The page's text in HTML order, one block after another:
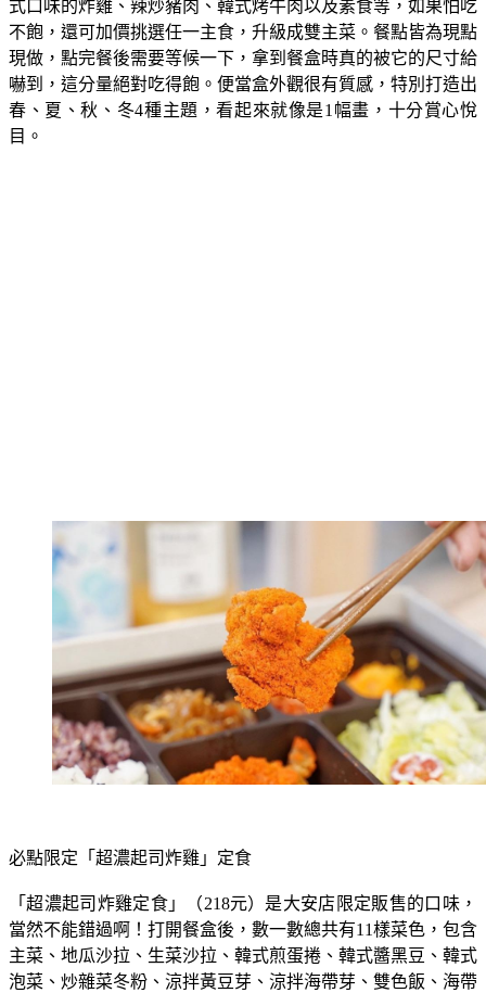
式口味的炸雞、辣炒豬肉、韓式烤牛肉以及素食等，如果怕吃
不飽，還可加價挑選任一主食，升級成雙主菜。餐點皆為現點
現做，點完餐後需要等候一下，拿到餐盒時真的被它的尺寸給
嚇到，這分量絕對吃得飽。便當盒外觀很有質感，特別打造出
春、夏、秋、冬4種主題，看起來就像是1幅畫，十分賞心悅
目。
必點限定「超濃起司炸雞」定食
「超濃起司炸雞定食」（218元）是大安店限定販售的口味，
當然不能錯過啊！打開餐盒後，數一數總共有11樣菜色，包含
主菜、地瓜沙拉、生菜沙拉、韓式煎蛋捲、韓式醬黑豆、韓式
泡菜、炒雜菜冬粉、涼拌黃豆芽、涼拌海帶芽、雙色飯、海帶